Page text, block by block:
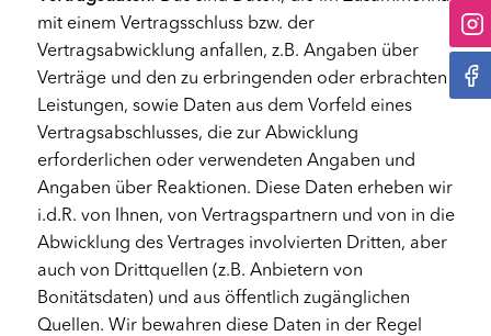
mit einem Vertragsschluss bzw. der
Vertragsabwicklung anfallen, z.B. Angaben über
Verträge und den zu erbringenden oder erbrachten
Leistungen, sowie Daten aus dem Vorfeld eines
Vertragsabschlusses, die zur Abwicklung
erforderlichen oder verwendeten Angaben und
Angaben über Reaktionen. Diese Daten erheben wir
i.d.R. von Ihnen, von Vertragspartnern und von in die
Abwicklung des Vertrages involvierten Dritten, aber
auch von Drittquellen (z.B. Anbietern von
Bonitätsdaten) und aus öffentlich zugänglichen
Quellen. Wir bewahren diese Daten in der Regel